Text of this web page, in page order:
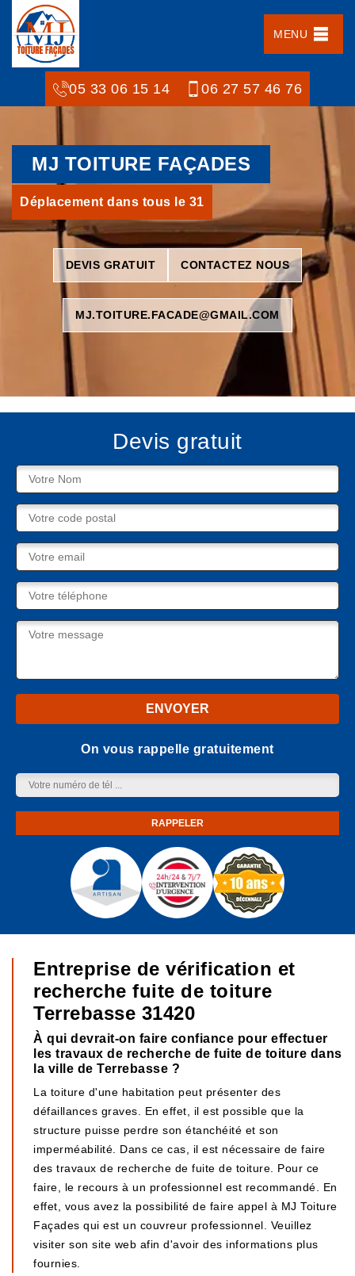
MENU
05 33 06 15 14 06 27 57 46 76
MJ TOITURE FAÇADES
Déplacement dans tous le 31
DEVIS GRATUIT CONTACTEZ NOUS
MJ.TOITURE.FACADE@GMAIL.COM
Devis gratuit
On vous rappelle gratuitement
Entreprise de vérification et
recherche fuite de toiture
Terrebasse 31420
À qui devrait-on faire confiance pour effectuer
les travaux de recherche de fuite de toiture dans
la ville de Terrebasse ?
La toiture d'une habitation peut présenter des
défaillances graves. En effet, il est possible que la
structure puisse perdre son étanchéité et son
imperméabilité. Dans ce cas, il est nécessaire de faire
des travaux de recherche de fuite de toiture. Pour ce
faire, le recours à un professionnel est recommandé. En
effet, vous avez la possibilité de faire appel à MJ Toiture
Façades qui est un couvreur professionnel. Veuillez
visiter son site web afin d'avoir des informations plus
fournies.